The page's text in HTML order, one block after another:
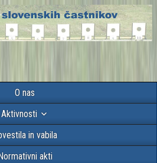
O nas
Aktivnosti
in vabila
akti